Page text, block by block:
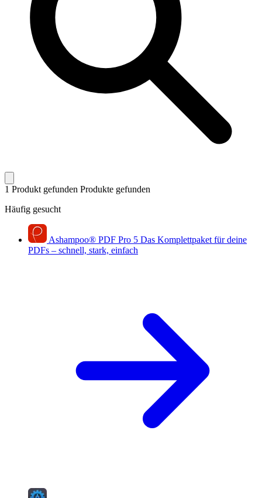
1 Produkt gefunden Produkte gefunden
Häufig gesucht
Ashampoo® PDF Pro 5 Das Komplettpaket für deine
PDFs – schnell, stark, einfach